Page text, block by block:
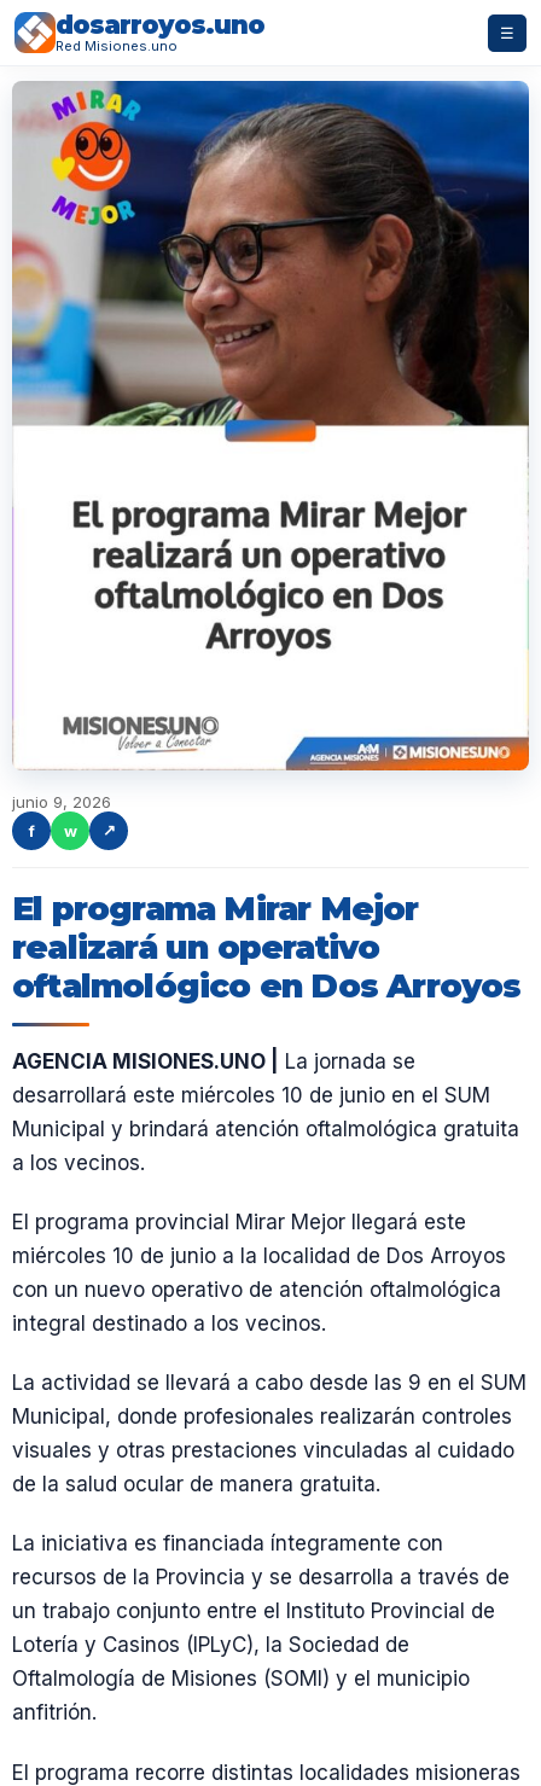
dosarroyos.uno
Red Misiones.uno
☰
junio 9, 2026
f
w ↗
El programa Mirar Mejor
realizará un operativo
oftalmológico en Dos Arroyos
AGENCIA MISIONES.UNO |
La jornada se
desarrollará este miércoles 10 de junio en el SUM
Municipal y brindará atención oftalmológica gratuita
a los vecinos.
El programa provincial Mirar Mejor llegará este
miércoles 10 de junio a la localidad de Dos Arroyos
con un nuevo operativo de atención oftalmológica
integral destinado a los vecinos.
La actividad se llevará a cabo desde las 9 en el SUM
Municipal, donde profesionales realizarán controles
visuales y otras prestaciones vinculadas al cuidado
de la salud ocular de manera gratuita.
La iniciativa es financiada íntegramente con
recursos de la Provincia y se desarrolla a través de
un trabajo conjunto entre el Instituto Provincial de
Lotería y Casinos (IPLyC), la Sociedad de
Oftalmología de Misiones (SOMI) y el municipio
anfitrión.
El programa recorre distintas localidades misioneras